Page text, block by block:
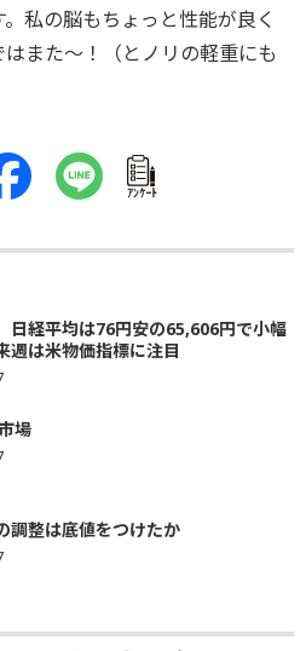
私の脳もちょっと性能が良く
また～！（とノリの軽重にも
ｱﾝｹｰﾄ
日経平均は76円安の65,606円で小幅
は米物価指標に注目
場
調整は底値をつけたか